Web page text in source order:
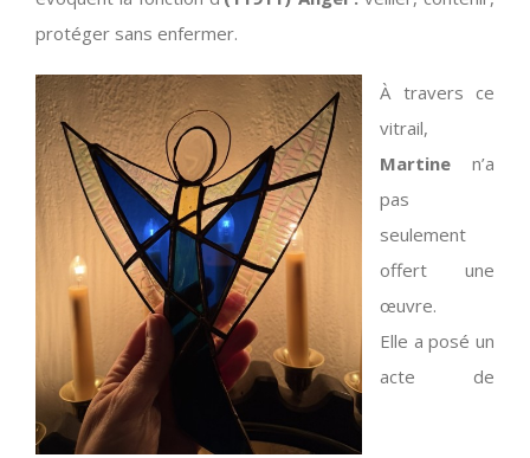
protéger sans enfermer.
À travers ce
vitrail,
Martine n’a
pas
seulement
offert une
œuvre.
Elle a posé un
acte de